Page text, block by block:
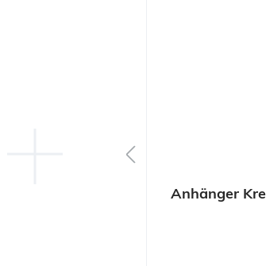
Anhänger